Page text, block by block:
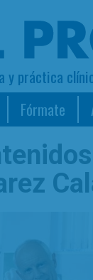
y práctica
Fórmate